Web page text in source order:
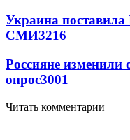
Украина
СМИ3216
Россияне изменили
опрос3001
Читать комментарии